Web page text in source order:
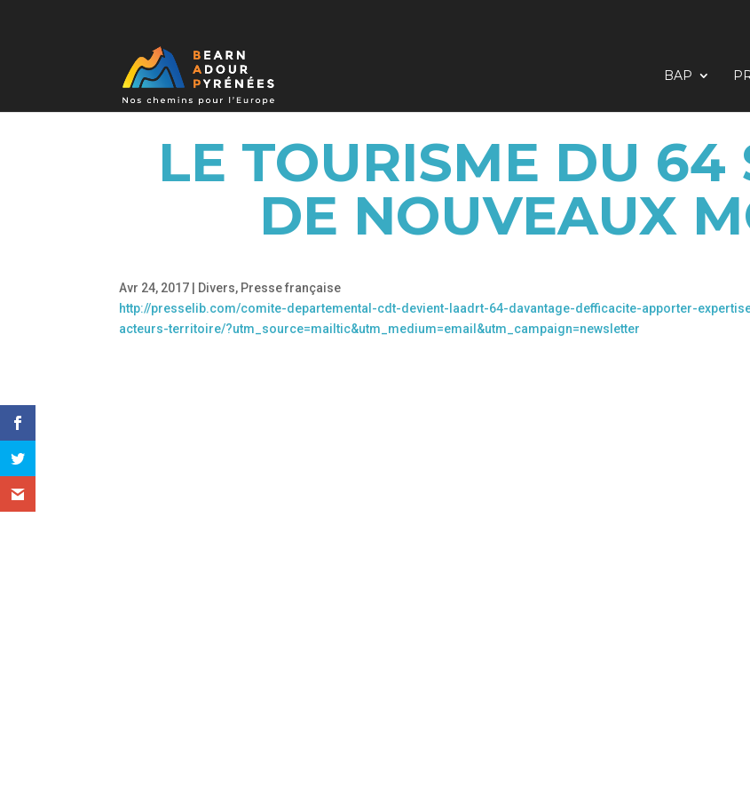
BAP
LE TOURISME DU 64
DE NOUVEAUX
Avr 24, 2017 Divers, Presse française
http://presselib.com/comite-departemental-cdt-devient-laadrt-64-davantage-defficacite-apporter-
acteurs-territoire/?utm_source=mailtic&utm_medium=email&utm_campaign=newsletter